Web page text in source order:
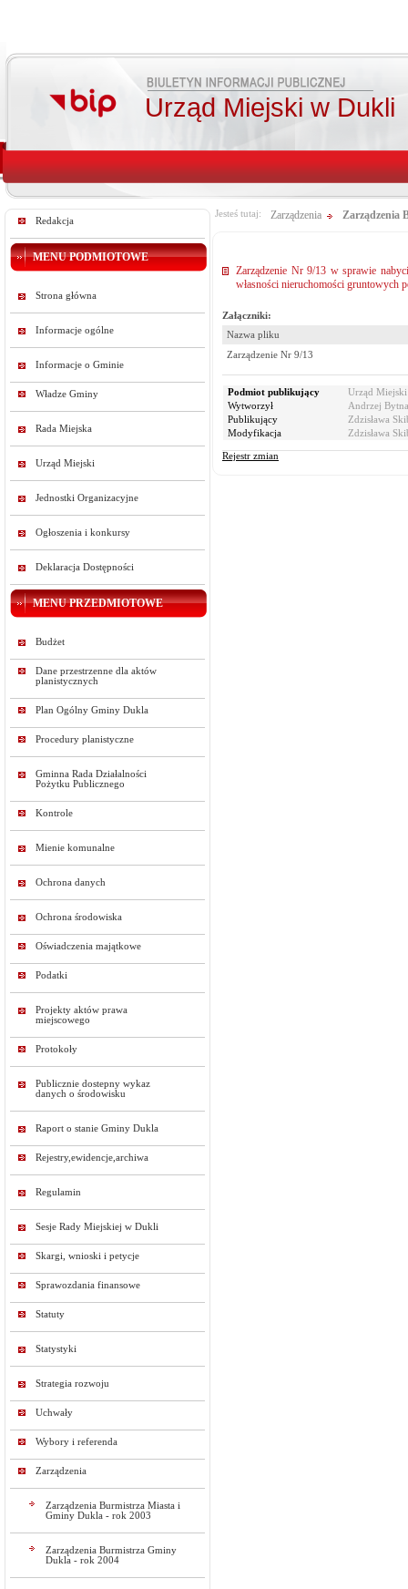
Urząd Miejski w Dukli
Redakcja
MENU PODMIOTOWE
Strona główna
Informacje ogólne
Informacje o Gminie
Władze Gminy
Rada Miejska
Urząd Miejski
Jednostki Organizacyjne
Ogłoszenia i konkursy
Deklaracja Dostępności
MENU PRZEDMIOTOWE
Budżet
Dane przestrzenne dla aktów
planistycznych
Plan Ogólny Gminy Dukla
Procedury planistyczne
Gminna Rada Działalności
Pożytku Publicznego
Kontrole
Mienie komunalne
Ochrona danych
Ochrona środowiska
Oświadczenia majątkowe
Podatki
Projekty aktów prawa
miejscowego
Protokoły
Publicznie dostepny wykaz
danych o środowisku
Raport o stanie Gminy Dukla
Rejestry,ewidencje,archiwa
Regulamin
Sesje Rady Miejskiej w Dukli
Skargi, wnioski i petycje
Sprawozdania finansowe
Statuty
Statystyki
Strategia rozwoju
Uchwały
Wybory i referenda
Zarządzenia
Zarządzenia Burmistrza Miasta i
Gminy Dukla - rok 2003
Zarządzenia Burmistrza Gminy
Dukla - rok 2004
Jesteś tutaj: Zarządzenia Zarządzenia
Zarządzenie Nr 9/13 w sprawie
własności nieruchomości gruntowych
Załączniki:
Nazwa pliku
Zarządzenie Nr 9/13
Podmiot publikujący
Urząd
Wytworzył
Andrzej
Publikujący
Zdzisława
Modyfikacja
Zdzisława
Rejestr zmian